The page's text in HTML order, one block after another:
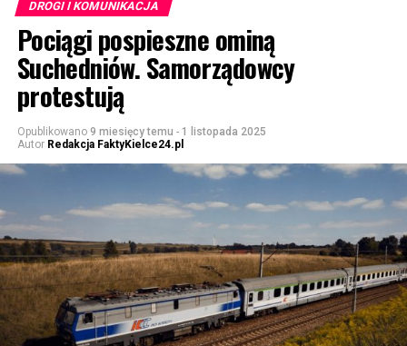
DROGI I KOMUNIKACJA
Pociągi pospieszne ominą
Suchedniów. Samorządowcy
protestują
Opublikowano 9 miesięcy temu - 1 listopada 2025
Autor Redakcja FaktyKielce24.pl